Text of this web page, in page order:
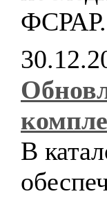
ФСРАР.
В